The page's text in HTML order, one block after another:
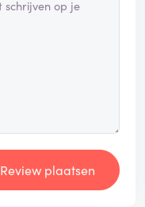
Review plaatsen